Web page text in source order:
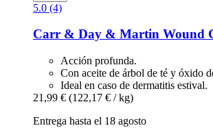
5.0 (4)
Carr & Day & Martin Wound
Acción profunda.
Con aceite de árbol de té y óxido
Ideal en caso de dermatitis estival.
21,99 € (122,17 € / kg)
Entrega hasta el 18 agosto